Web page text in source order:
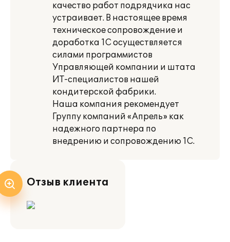
качество работ подрядчика нас
устраивает. В настоящее время
техническое сопровождение и
доработка 1C осуществляется
силами программистов
Управляющей компании и штата
ИТ-специалистов нашей
кондитерской фабрики.
Наша компания рекомендует
Группу компаний «Апрель» как
надежного партнера по
внедрению и сопровождению 1C.
Отзыв клиента